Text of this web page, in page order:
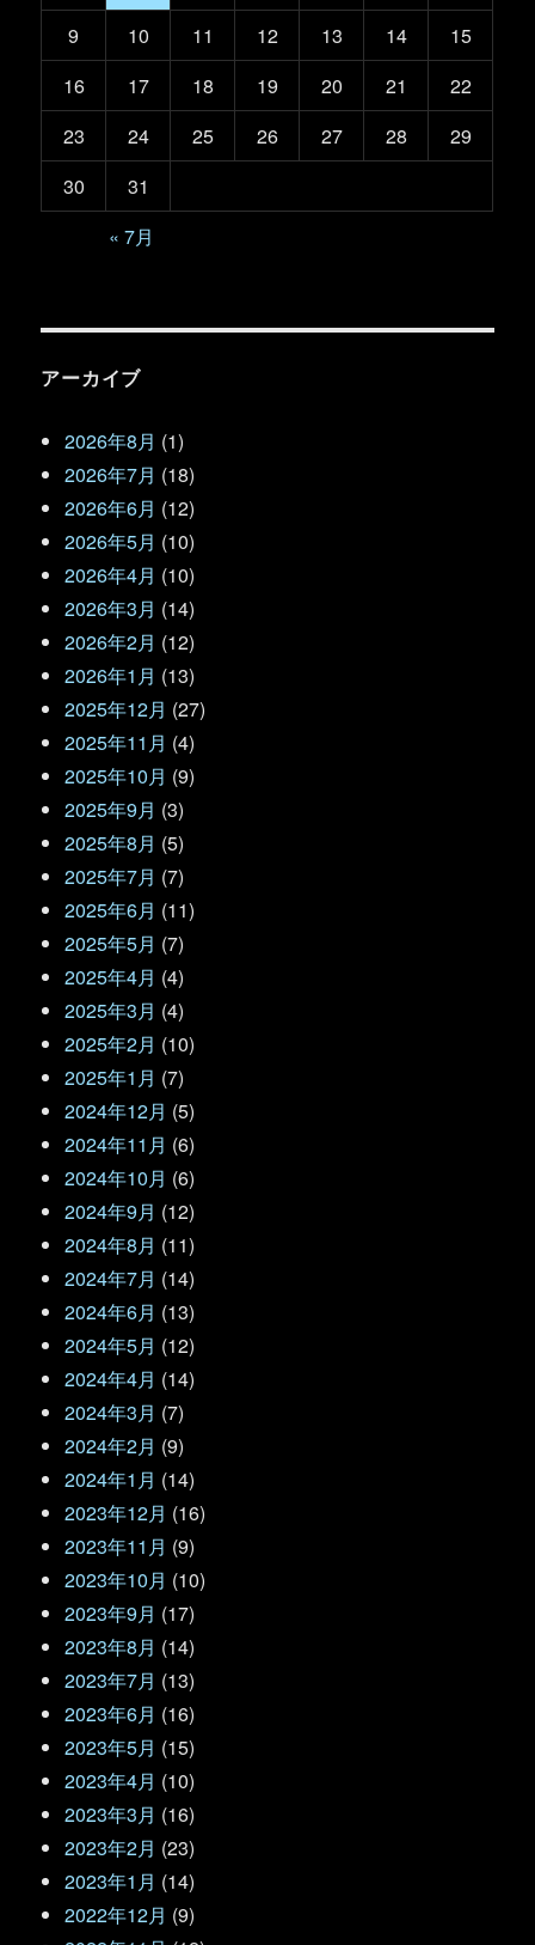
9 10 11 12 13 14
15
16
17 18 19 20 21
22
23
24 25 26 27 28
29
30
31
« 7月
アーカイブ
2026年8月 (1)
2026年7月 (18)
2026年6月 (12)
2026年5月 (10)
2026年4月 (10)
2026年3月 (14)
2026年2月 (12)
2026年1月 (13)
2025年12月 (27)
2025年11月 (4)
2025年10月 (9)
2025年9月 (3)
2025年8月 (5)
2025年7月 (7)
2025年6月 (11)
2025年5月 (7)
2025年4月 (4)
2025年3月 (4)
2025年2月 (10)
2025年1月 (7)
2024年12月 (5)
2024年11月 (6)
2024年10月 (6)
2024年9月 (12)
2024年8月 (11)
2024年7月 (14)
2024年6月 (13)
2024年5月 (12)
2024年4月 (14)
2024年3月 (7)
2024年2月 (9)
2024年1月 (14)
2023年12月 (16)
2023年11月 (9)
2023年10月 (10)
2023年9月 (17)
2023年8月 (14)
2023年7月 (13)
2023年6月 (16)
2023年5月 (15)
2023年4月 (10)
2023年3月 (16)
2023年2月 (23)
2023年1月 (14)
2022年12月 (9)